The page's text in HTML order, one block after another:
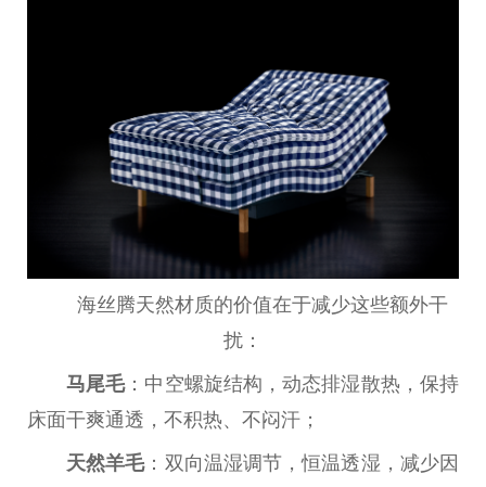
海丝腾天然材质的价值在于减少这些额外干
扰：
马尾毛：中空螺旋结构，动态排湿散热，保持
床面干爽通透，不积热、不闷汗；
天然羊毛：双向温湿调节，恒温透湿，减少因